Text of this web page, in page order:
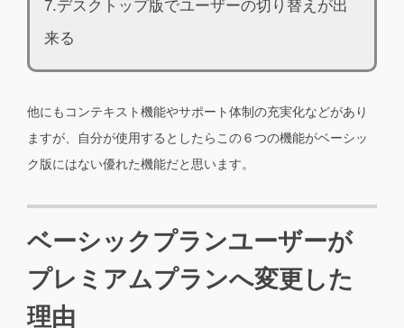
7.デスクトップ版でユーザーの切り替えが出
来る
他にもコンテキスト機能やサポート体制の充実化などがあり
ますが、自分が使用するとしたらこの６つの機能がベーシッ
ク版にはない優れた機能だと思います。
ベーシックプランユーザーが
プレミアムプランへ変更した
理由